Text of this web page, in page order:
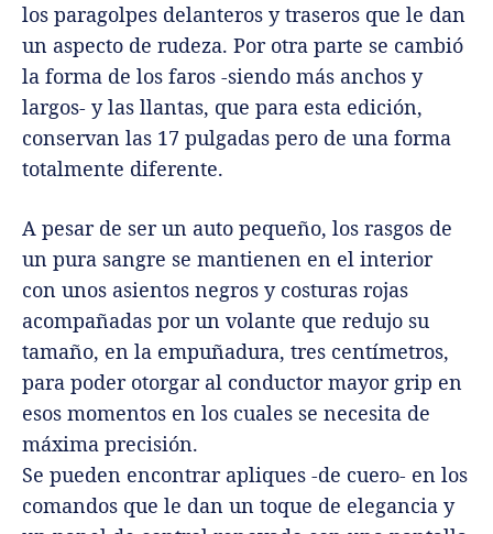
los paragolpes delanteros y traseros que le dan
un aspecto de rudeza. Por otra parte se cambió
la forma de los faros -siendo más anchos y
largos- y las llantas, que para esta edición,
conservan las 17 pulgadas pero de una forma
totalmente diferente.
A pesar de ser un auto pequeño, los rasgos de
un pura sangre se mantienen en el interior
con unos asientos negros y costuras rojas
acompañadas por un volante que redujo su
tamaño, en la empuñadura, tres centímetros,
para poder otorgar al conductor mayor grip en
esos momentos en los cuales se necesita de
máxima precisión.
Se pueden encontrar apliques -de cuero- en los
comandos que le dan un toque de elegancia y